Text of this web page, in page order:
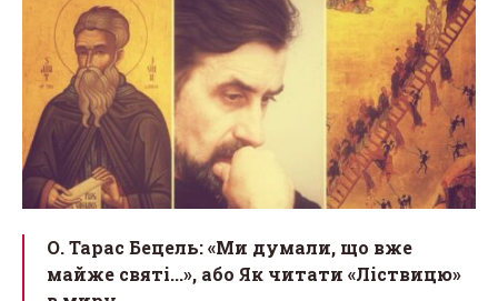
О. Тарас Бецель: «Ми думали, що вже
майже святі...», або Як читати «Ліствицю»